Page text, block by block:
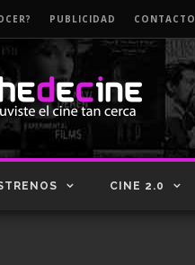
PUBLICIDAD CONTACTO
CINE 2.0